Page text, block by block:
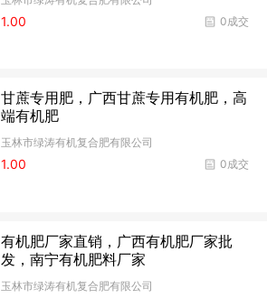
0成交
1.00
甘蔗专用肥，广西甘蔗专用有机肥，高
端有机肥
玉林市绿涛有机复合肥有限公司
0成交
1.00
有机肥厂家直销，广西有机肥厂家批
发，南宁有机肥料厂家
玉林市绿涛有机复合肥有限公司